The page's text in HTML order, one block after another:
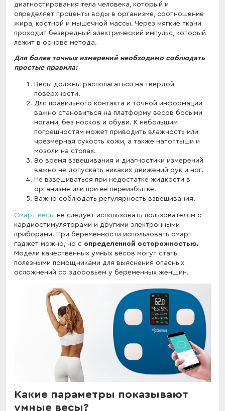
диагностирования тела человека, который и
определяет проценты воды в организме, соотношение
жира, костной и мышечной массы. Через мягкие ткани
проходит безвредный электрический импульс, который
лежит в основе метода.
Для более точных измерений необходимо соблюдать
простые правила:
Весы должны располагаться на твердой
поверхности.
Для правильного контакта и точной информации
важно становиться на платформу весов босыми
ногами, без носков и обуви. К небольшим
погрешностям может приводить влажность или
чрезмерная сухость кожи, а также натоптыши и
мозоли на стопах.
Во время взвешивания и диагностики измерений
важно не допускать никаких движений рук и ног.
Не взвешиваться при недостатке жидкости в
организме или при ее переизбытке.
Важно соблюдать регулярность взвешивания.
Смарт весы не следует использовать пользователям с
кардиостимуляторами и другими электронными
приборами. При беременности использовать смарт
гаджет можно, но с определенной осторожностью.
Модели качественных умных весов могут стать
полезными помощниками для выяснения опасных
осложнений со здоровьем у беременных женщин.
Какие параметры показывают
умные весы?